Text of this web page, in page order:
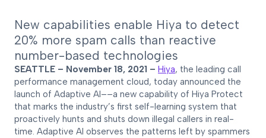
New capabilities enable Hiya to detect
20% more spam calls than reactive
number-based technologies
SEATTLE – November 18, 2021 – Hiya, the leading call
performance management cloud, today announced the
launch of Adaptive AI––a new capability of Hiya Protect
that marks the industry’s first self-learning system that
proactively hunts and shuts down illegal callers in real-
time. Adaptive AI observes the patterns left by spammers